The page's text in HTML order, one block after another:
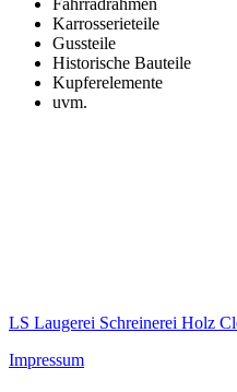
Fahrradrahmen
Karrosserieteile
Gussteile
Historische Bauteile
Kupferelemente
uvm.
LS Laugerei Schreinerei Holz
Impressum